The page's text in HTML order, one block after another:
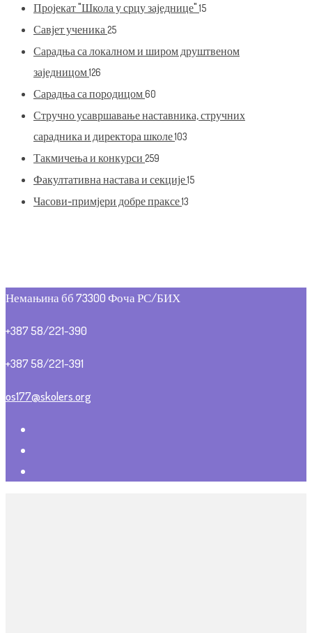
Пројекат "Школа у срцу заједнице"15
Савјет ученика25
Сарадња са локалном и широм друштвеном
заједницом126
Сарадња са породицом60
Стручно усавршавање наставника, стручних
сарадника и директора школе103
Такмичења и конкурси 259
Факултативна настава и секције15
Часови-примјери добре праксе13
Немањина бб 73300 Фоча РС/БИХ
+387 58/221-390
+387 58/221-391
os177@skolers.org